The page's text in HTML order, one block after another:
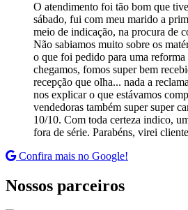
O atendimento foi tão bom que
sábado, fui com meu marido a
meio de indicação, na procura de
Não sabiamos muito sobre os
o que foi pedido para uma reforma
chegamos, fomos super bem
recepção que olha... nada a
nos explicar o que estávamos
vendedoras também super super
10/10. Com toda certeza indico,
fora de série. Parabéns, virei
Confira mais no Google!
Nossos parceiros